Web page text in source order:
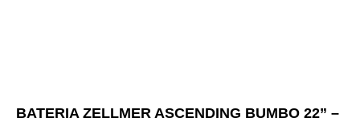
BATERIA ZELLMER ASCENDING BUMBO 22” –